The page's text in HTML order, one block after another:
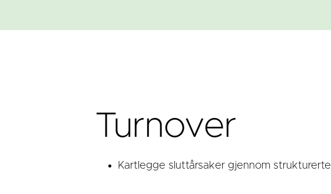
Turnover
Kartlegge sluttårsaker gjennom